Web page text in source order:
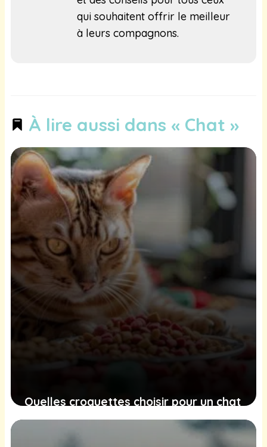
qui souhaitent offrir le meilleur
à leurs compagnons.
À lire aussi dans « Chat »
Quelles croquettes choisir pour un chat
Bengal ?